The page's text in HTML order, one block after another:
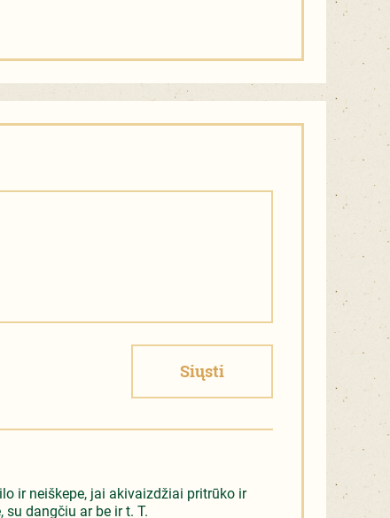
Siųsti
ir neiškepe, jai akivaizdžiai pritrūko ir
dangčiu ar be ir t. T.